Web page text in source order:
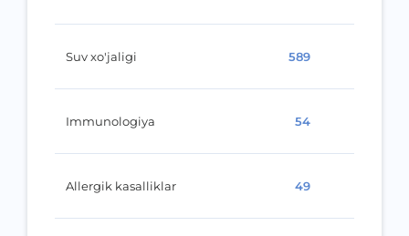
Suv xo'jaligi 589
Immunologiya 54
Allergik kasalliklar 49